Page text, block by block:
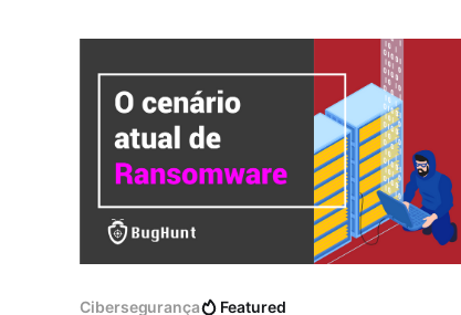
Cibersegurança Featured